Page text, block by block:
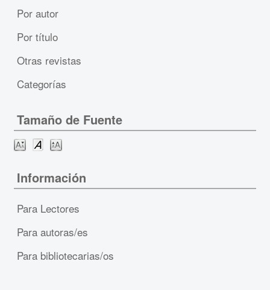
Por autor
Por título
Otras revistas
Categorías
Tamaño de Fuente
Información
Para Lectores
Para autoras/es
Para bibliotecarias/os